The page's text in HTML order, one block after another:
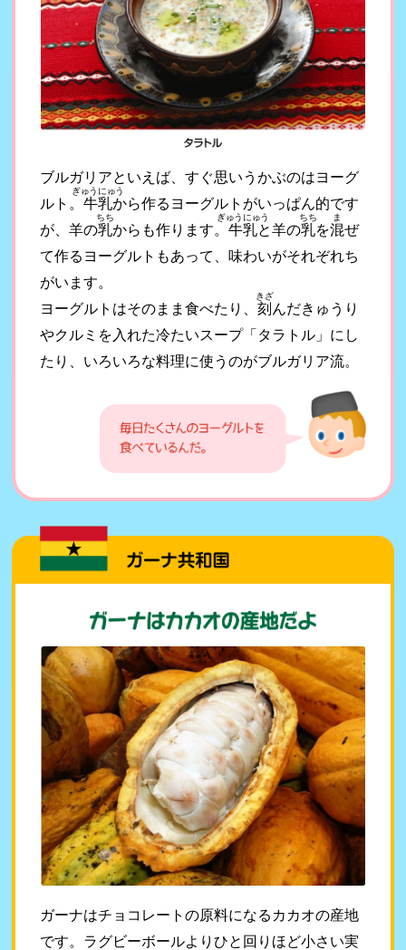
ブルガリアといえば、すぐ思いうかぶのはヨーグ
ルト。牛乳
ぎゅうにゅう
から作るヨーグルトがいっぱん的です
が、羊の乳
ちち
からも作ります。牛乳
ぎゅうにゅう
と羊の乳
ちち
を混
ま
ぜ
て作るヨーグルトもあって、味わいがそれぞれち
がいます。
ヨーグルトはそのまま食べたり、刻
きざ
んだきゅうり
やクルミを入れた冷たいスープ「タラトル」にし
たり、いろいろな料理に使うのがブルガリア流。
ガーナはチョコレートの原料になるカカオの産地
です。ラグビーボールよりひと回りほど小さい実